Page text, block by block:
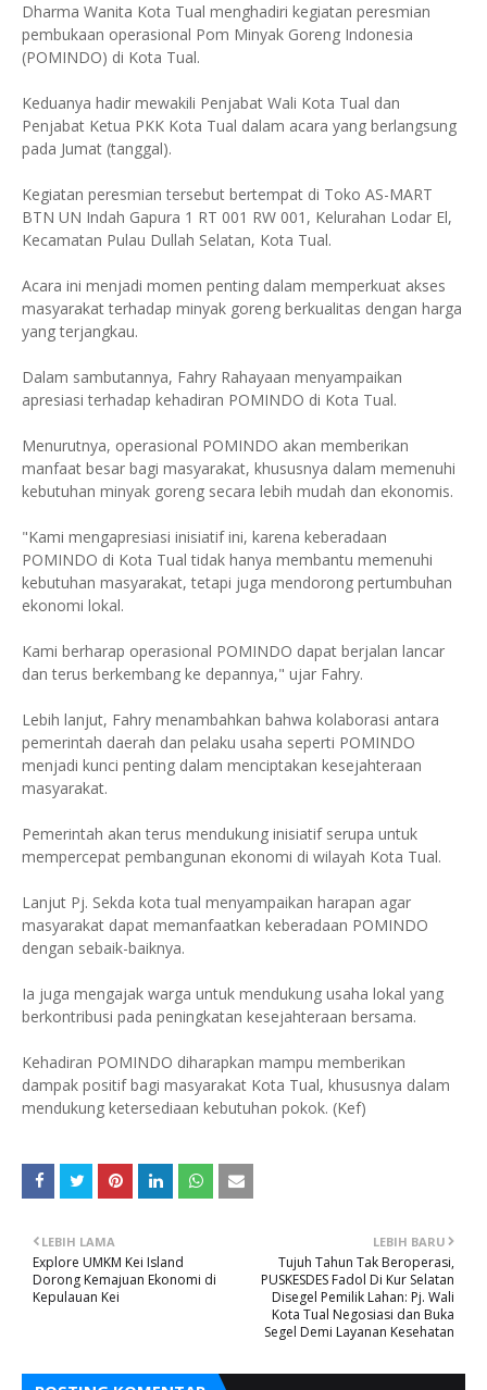
Dharma Wanita Kota Tual menghadiri kegiatan peresmian
pembukaan operasional Pom Minyak Goreng Indonesia
(POMINDO) di Kota Tual.
Keduanya hadir mewakili Penjabat Wali Kota Tual dan
Penjabat Ketua PKK Kota Tual dalam acara yang berlangsung
pada Jumat (tanggal).
Kegiatan peresmian tersebut bertempat di Toko AS-MART
BTN UN Indah Gapura 1 RT 001 RW 001, Kelurahan Lodar El,
Kecamatan Pulau Dullah Selatan, Kota Tual.
Acara ini menjadi momen penting dalam memperkuat akses
masyarakat terhadap minyak goreng berkualitas dengan harga
yang terjangkau.
Dalam sambutannya, Fahry Rahayaan menyampaikan
apresiasi terhadap kehadiran POMINDO di Kota Tual.
Menurutnya, operasional POMINDO akan memberikan
manfaat besar bagi masyarakat, khususnya dalam memenuhi
kebutuhan minyak goreng secara lebih mudah dan ekonomis.
"Kami mengapresiasi inisiatif ini, karena keberadaan
POMINDO di Kota Tual tidak hanya membantu memenuhi
kebutuhan masyarakat, tetapi juga mendorong pertumbuhan
ekonomi lokal.
Kami berharap operasional POMINDO dapat berjalan lancar
dan terus berkembang ke depannya," ujar Fahry.
Lebih lanjut, Fahry menambahkan bahwa kolaborasi antara
pemerintah daerah dan pelaku usaha seperti POMINDO
menjadi kunci penting dalam menciptakan kesejahteraan
masyarakat.
Pemerintah akan terus mendukung inisiatif serupa untuk
mempercepat pembangunan ekonomi di wilayah Kota Tual.
Lanjut Pj. Sekda kota tual menyampaikan harapan agar
masyarakat dapat memanfaatkan keberadaan POMINDO
dengan sebaik-baiknya.
Ia juga mengajak warga untuk mendukung usaha lokal yang
berkontribusi pada peningkatan kesejahteraan bersama.
Kehadiran POMINDO diharapkan mampu memberikan
dampak positif bagi masyarakat Kota Tual, khususnya dalam
mendukung ketersediaan kebutuhan pokok. (Kef)
LEBIH BARU
Tujuh Tahun Tak Beroperasi,
PUSKESDES Fadol Di Kur Selatan
Disegel Pemilik Lahan: Pj. Wali
Kota Tual Negosiasi dan Buka
Segel Demi Layanan Kesehatan
LEBIH LAMA
Explore UMKM Kei Island
Dorong Kemajuan Ekonomi di
Kepulauan Kei